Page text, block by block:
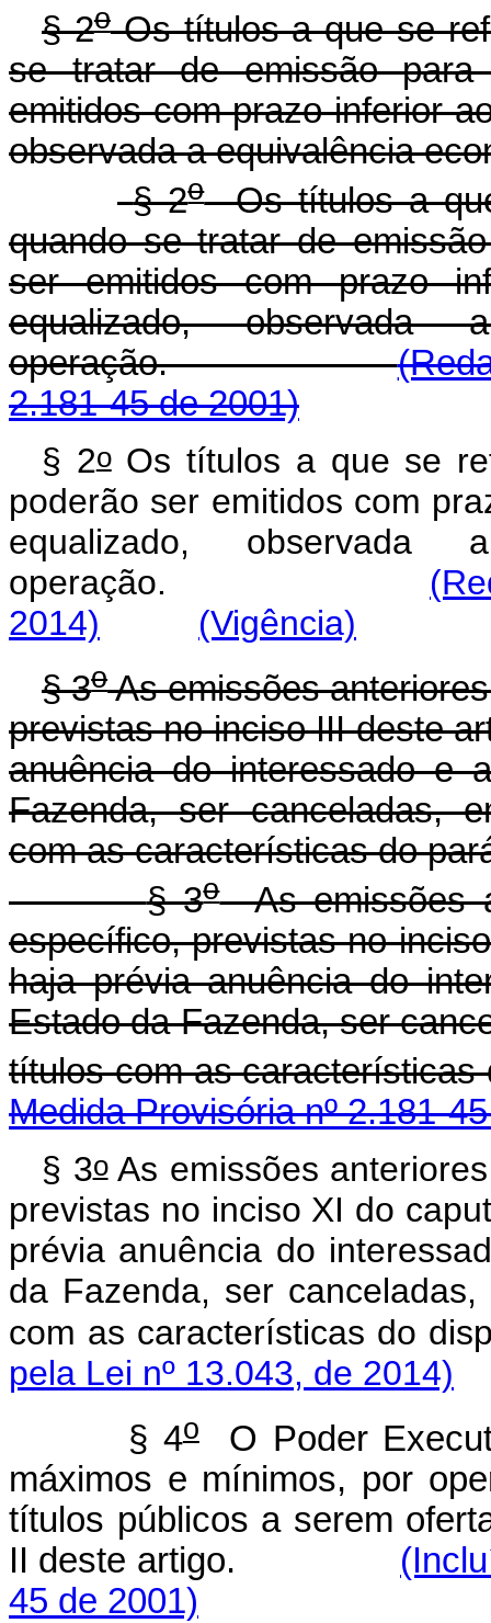
§ 2oOs títulos a que se
se tratar de emissão
emitidos com prazo inferior
observada a equivalência
§ 2oOs títulos a
quando se tratar de
ser emitidos com prazo
equalizado, observada
operação.
2.181-45 de 2001)
§ 2oOs títulos a que se
poderão ser emitidos com
equalizado, observada
operação.
2014)
(Vigência)
§ 3oAs emissões
previstas no inciso III deste
anuência do interessado e
Fazenda, ser canceladas,
com as características do
§ 3oAs emissões
específico, previstas no
haja prévia anuência do
Estado da Fazenda, ser
títulos com as características
Medida Provisória nº 2.181-
§ 3oAs emissões
previstas no inciso XI do caput
prévia anuência do
da Fazenda, ser
com as características do
pela Lei nº 13.043, de 2014)
§ 4oO Poder
máximos e mínimos, por
títulos públicos a serem
II deste artigo.
45 de 2001)